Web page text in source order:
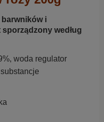
barwników i
według
woda regulator